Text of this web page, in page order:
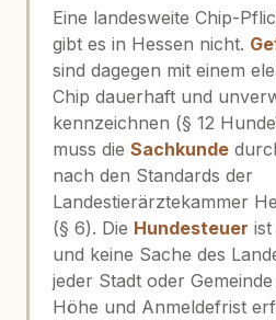
Eine landesweite Chip-
gibt es in Hessen nicht.
sind dagegen mit einem
Chip dauerhaft und
kennzeichnen (§ 12
muss die Sachkunde
nach den Standards der
Landestierärztekammer
(§ 6). Die Hundesteuer
und keine Sache des
jeder Stadt oder
Höhe und Anmeldefrist